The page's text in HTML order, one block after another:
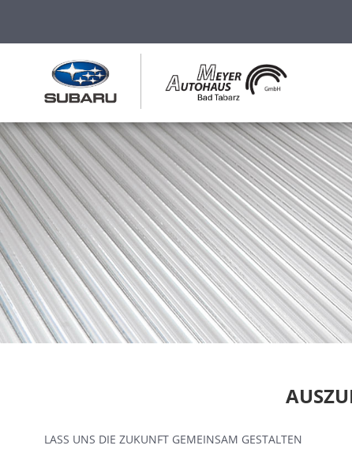
LASS UNS DIE ZUKUNFT GEMEINSAM GESTALTEN